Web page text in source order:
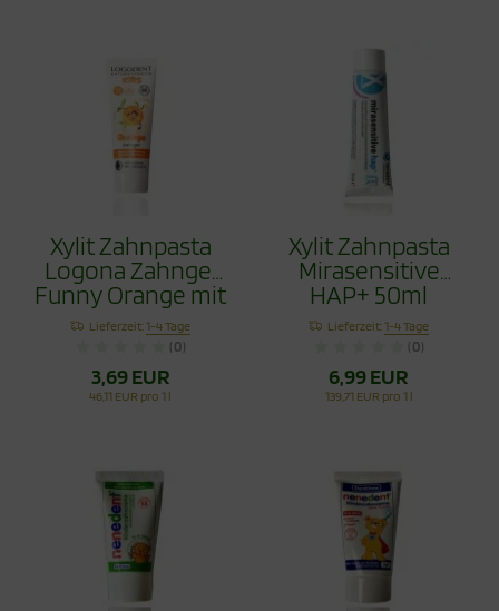
Xylit Zahnpasta
Logona Zahngel
Funny Orange mit
Hydroxyapapitit
75ml
Lieferzeit:1-4 Tage
(0)
3,69 EUR
46,11 EUR pro 1 l
Xylit Zahnpasta
Mirasensitive
HAP+ 50ml
Lieferzeit:1-4 Tage
(0)
6,99 EUR
139,71 EUR pro 1 l